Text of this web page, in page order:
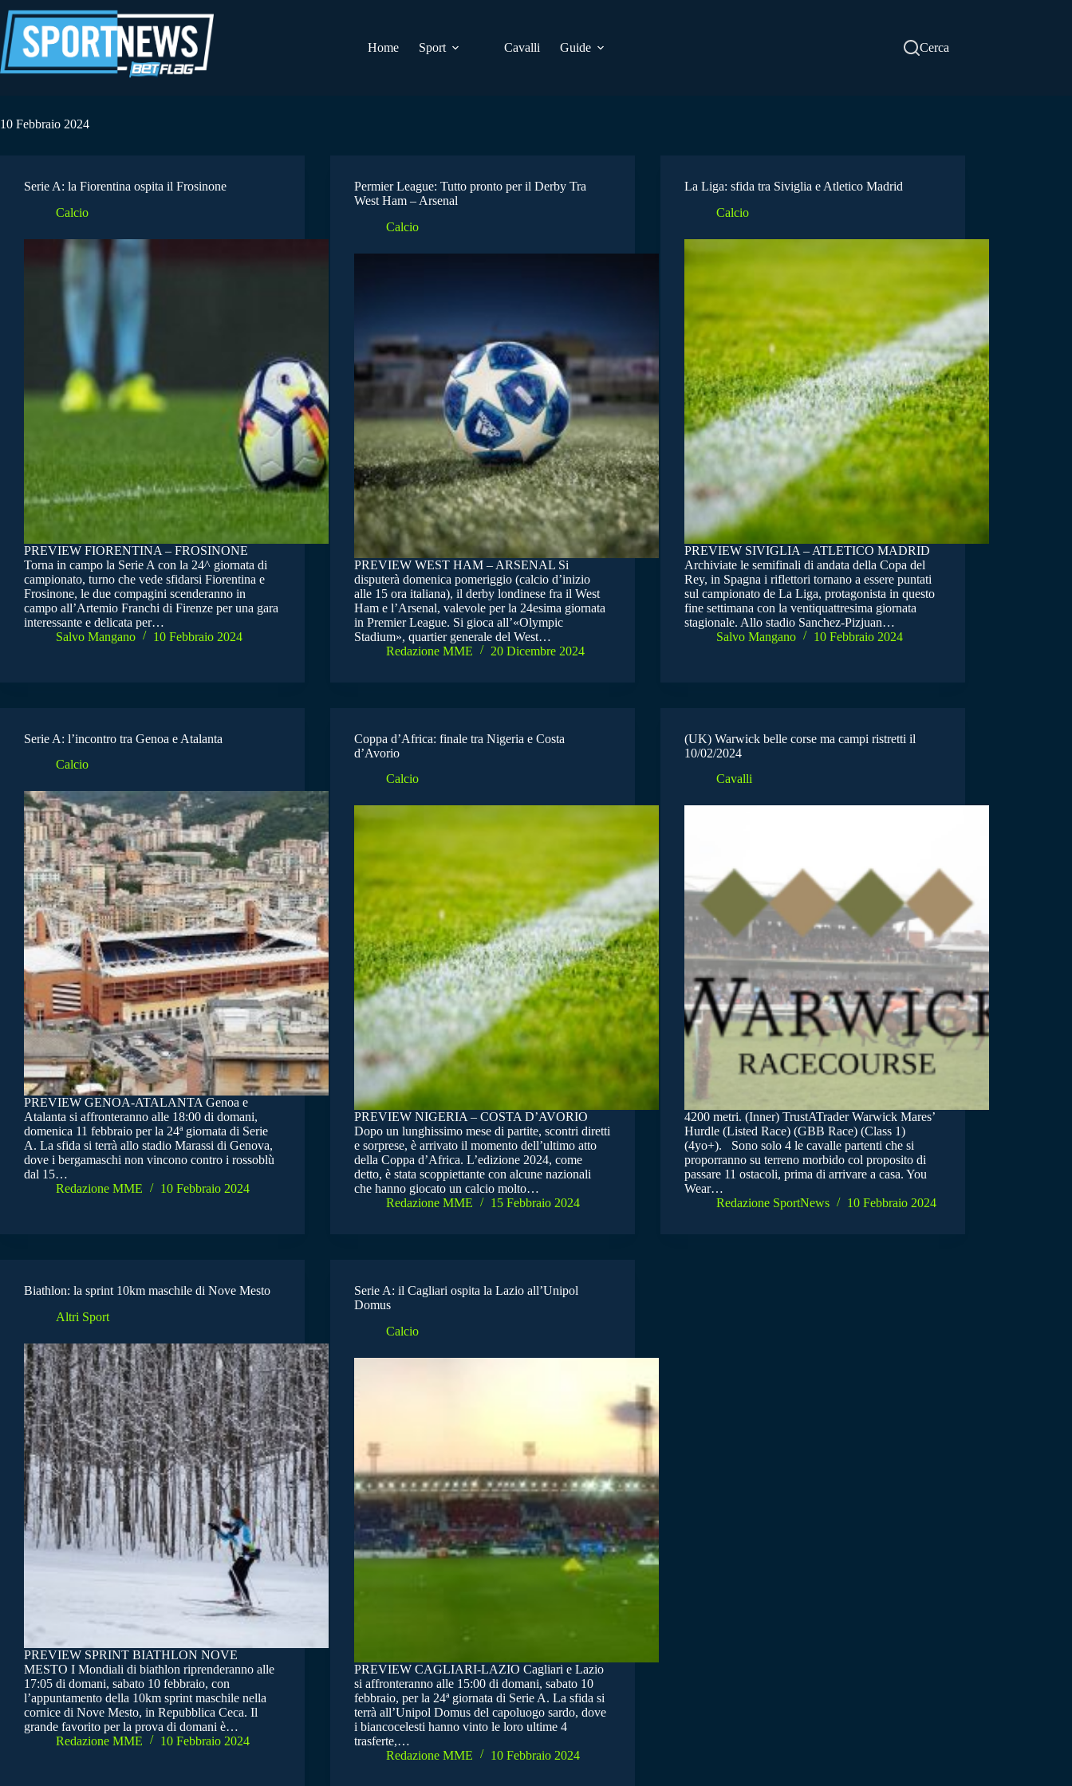
al
contenuto
Home
Sport Cavalli Guide Cerca
10 Febbraio 2024
Serie A: la Fiorentina ospita il Frosinone
Calcio
PREVIEW FIORENTINA – FROSINONE
Torna in campo la Serie A con la 24^ giornata di
campionato, turno che vede sfidarsi Fiorentina e
Frosinone, le due compagini scenderanno in
campo all’Artemio Franchi di Firenze per una gara
interessante e delicata per…
Salvo Mangano
10 Febbraio 2024
Permier League: Tutto pronto per il Derby Tra
West Ham – Arsenal
Calcio
PREVIEW WEST HAM – ARSENAL Si
disputerà domenica pomeriggio (calcio d’inizio
alle 15 ora italiana), il derby londinese fra il West
Ham e l’Arsenal, valevole per la 24esima giornata
in Premier League. Si gioca all’«Olympic
Stadium», quartier generale del West…
Redazione MME
20 Dicembre 2024
La Liga: sfida tra Siviglia e Atletico Madrid
Calcio
PREVIEW SIVIGLIA – ATLETICO MADRID
Archiviate le semifinali di andata della Copa del
Rey, in Spagna i riflettori tornano a essere puntati
sul campionato de La Liga, protagonista in questo
fine settimana con la ventiquattresima giornata
stagionale. Allo stadio Sanchez-Pizjuan…
Salvo Mangano
10 Febbraio 2024
Serie A: l’incontro tra Genoa e Atalanta
Calcio
PREVIEW GENOA-ATALANTA Genoa e
Atalanta si affronteranno alle 18:00 di domani,
domenica 11 febbraio per la 24ª giornata di Serie
A. La sfida si terrà allo stadio Marassi di Genova,
dove i bergamaschi non vincono contro i rossoblù
dal 15…
Redazione MME
10 Febbraio 2024
Coppa d’Africa: finale tra Nigeria e Costa
d’Avorio
Calcio
PREVIEW NIGERIA – COSTA D’AVORIO
Dopo un lunghissimo mese di partite, scontri diretti
e sorprese, è arrivato il momento dell’ultimo atto
della Coppa d’Africa. L’edizione 2024, come
detto, è stata scoppiettante con alcune nazionali
che hanno giocato un calcio molto…
Redazione MME
15 Febbraio 2024
(UK) Warwick belle corse ma campi ristretti il
10/02/2024
Cavalli
4200 metri. (Inner) TrustATrader Warwick Mares’
Hurdle (Listed Race) (GBB Race) (Class 1)
(4yo+). Sono solo 4 le cavalle partenti che si
proporranno su terreno morbido col proposito di
passare 11 ostacoli, prima di arrivare a casa. You
Wear…
Redazione SportNews
10 Febbraio 2024
Biathlon: la sprint 10km maschile di Nove Mesto
Altri Sport
PREVIEW SPRINT BIATHLON NOVE
MESTO I Mondiali di biathlon riprenderanno alle
17:05 di domani, sabato 10 febbraio, con
l’appuntamento della 10km sprint maschile nella
cornice di Nove Mesto, in Repubblica Ceca. Il
grande favorito per la prova di domani è…
Redazione MME
10 Febbraio 2024
Serie A: il Cagliari ospita la Lazio all’Unipol
Domus
Calcio
PREVIEW CAGLIARI-LAZIO Cagliari e Lazio
si affronteranno alle 15:00 di domani, sabato 10
febbraio, per la 24ª giornata di Serie A. La sfida si
terrà all’Unipol Domus del capoluogo sardo, dove
i biancocelesti hanno vinto le loro ultime 4
trasferte,…
Redazione MME
10 Febbraio 2024